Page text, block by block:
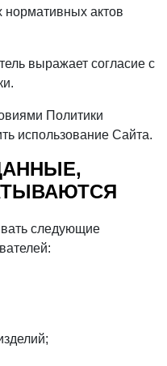
актов
выражает согласие с
Политики
использование Сайта.
следующие